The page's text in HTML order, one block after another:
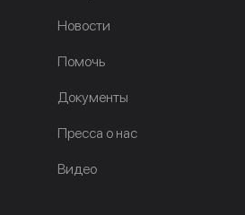
Новости
Помочь
Документы
Пресса о нас
Видео